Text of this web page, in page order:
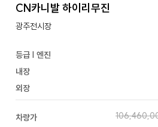
CN카니발 하이리무진
광주전시장
등급 | 엔진
내장
외장
차량가